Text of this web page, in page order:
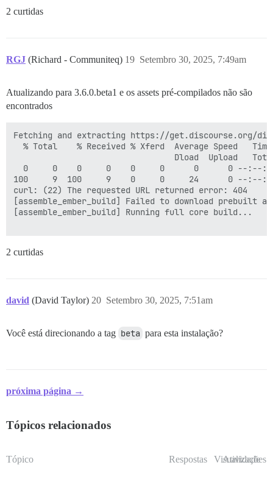
2 curtidas
RGJ (Richard - Communiteq) Setembro 30, 2025, 7:49am
19
Atualizando para 3.6.0.beta1 e os assets pré-compilados não são
encontrados
Fetching and extracting https://get.discourse.org/
% Total    % Received % Xferd  Average Speed
Dload  Upload
0     0    0     0    0     0      0      0 --:--
100     9  100     9    0     0     24      0 --
curl: (22) The requested URL returned error: 404
[assemble_ember_build] Failed to download prebuilt
[assemble_ember_build] Running full core build...
2 curtidas
david (David Taylor) Setembro 30, 2025, 7:51am
20
Você está direcionando a tag beta para esta instalação?
próxima página →
Tópicos relacionados
Tópico Respostas Visualizações
Atividade